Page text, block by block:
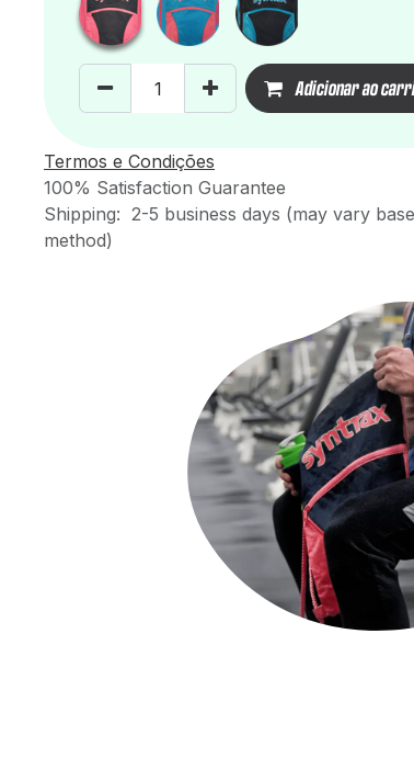
Adicionar ao
Termos e Condições
100% Satisfaction Guarantee
Shipping: 2-5 business days (may vary
method)